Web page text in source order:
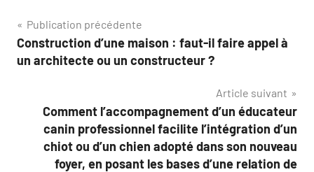
Navigation
de
Publication précédente
Construction d’une maison : faut-il faire appel à
un architecte ou un constructeur ?
Article suivant
Comment l’accompagnement d’un éducateur
canin professionnel facilite l’intégration d’un
chiot ou d’un chien adopté dans son nouveau
foyer, en posant les bases d’une relation de